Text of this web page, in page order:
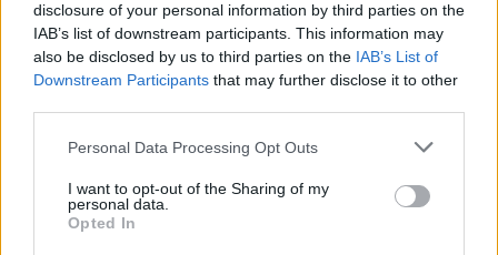
disclosure of your personal information by third parties on the
IAB’s list of downstream participants. This information may
also be disclosed by us to third parties on the IAB’s List of
Downstream Participants that may further disclose it to other
Personal Data Processing Opt Outs
I want to opt-out of the Sharing of my
personal data.
Opted In
Power Connect Day Greece: Η Sungrow
αναδεικνύει τις προοπτικές των έργων και